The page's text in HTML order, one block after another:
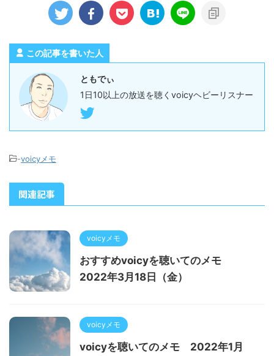
この記事を書いた人
ともでぃ
1日10以上の放送を聴くvoicyヘビーリスナー
-voicyメモ
関連記事
voicyメモ
おすすめvoicyを聴いてのメモ
2022年3月18日（金）
voicyメモ
voicyを聴いてのメモ 2022年1月